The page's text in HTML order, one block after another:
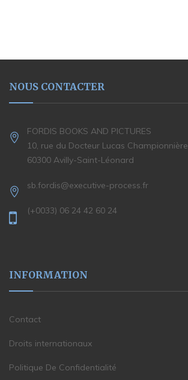
NOUS CONTACTER
FORDIS BOOKS AND PICTURES
10, rue du Docteur Lucas Championnière
60300 Avilly-Saint-Léonard
sb.fordis@executive-process.fr
(+0033) 06 24 42 60 24
INFORMATION
Contact
Droits internationaux
Politique De Confidentialité